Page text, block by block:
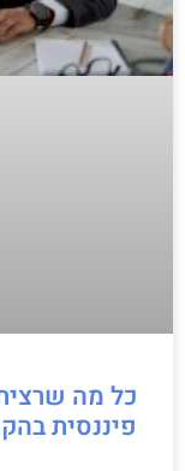
כל מה
פיננסית